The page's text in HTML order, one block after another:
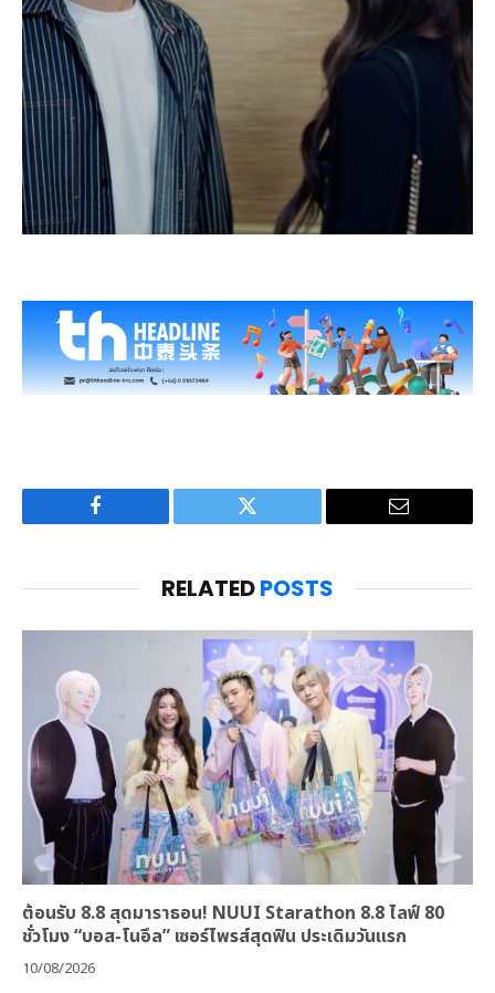
Facebook Twitter Email
RELATEDPOSTS
ต้อนรับ 8.8 สุดมาราธอน! NUUI Starathon 8.8 ไลฟ์ 80
ชั่วโมง “บอส-โนอึล” เซอร์ไพรส์สุดฟิน ประเดิมวันแรก
10/08/2026